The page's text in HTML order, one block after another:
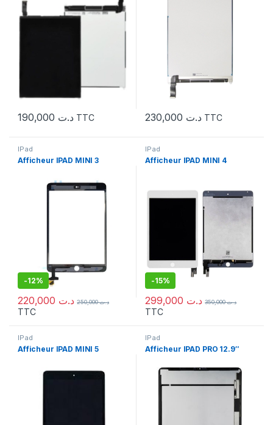
د.ت TTC د.ت TTC
IPad
Afficheur IPAD MINI 3
-12%
د.ت د.ت250,000
TTC
IPad
Afficheur IPAD MINI 4
-15%
د.ت د.ت350,000
TTC
IPad
Afficheur IPAD MINI 5
IPad
Afficheur IPAD PRO 12.9″